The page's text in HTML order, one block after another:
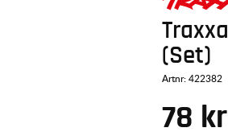
(Set)
Artnr:422382
78 kr